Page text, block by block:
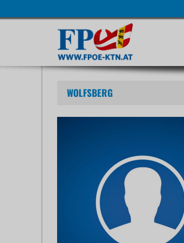
WOLFSBERG